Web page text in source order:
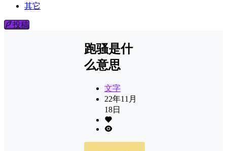
其它
投稿
跑骚是什
么意思
文字
22年11月
18日